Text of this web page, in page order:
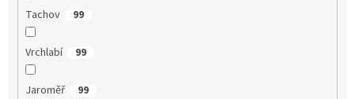
Tachov 99
Vrchlabí 99
Jaroměř 99